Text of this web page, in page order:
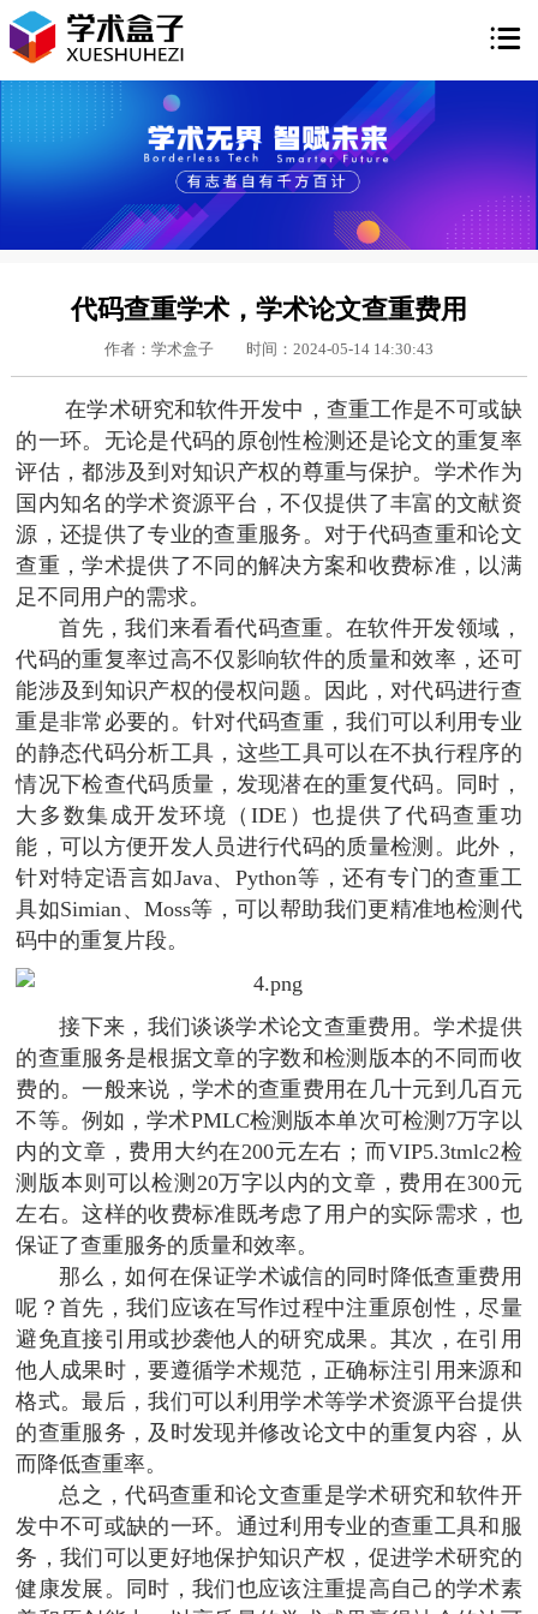

代码查重学术，学术论文查重费用
作者：学术盒子 时间：2024-05-14 14:30:43
在学术研究和软件开发中，查重工作是不可或缺
的一环。无论是代码的原创性检测还是论文的重复率
评估，都涉及到对知识产权的尊重与保护。学术作为
国内知名的学术资源平台，不仅提供了丰富的文献资
源，还提供了专业的查重服务。对于代码查重和论文
查重，学术提供了不同的解决方案和收费标准，以满
足不同用户的需求。
首先，我们来看看代码查重。在软件开发领域，
代码的重复率过高不仅影响软件的质量和效率，还可
能涉及到知识产权的侵权问题。因此，对代码进行查
重是非常必要的。针对代码查重，我们可以利用专业
的静态代码分析工具，这些工具可以在不执行程序的
情况下检查代码质量，发现潜在的重复代码。同时，
大多数集成开发环境（IDE）也提供了代码查重功
能，可以方便开发人员进行代码的质量检测。此外，
针对特定语言如Java、Python等，还有专门的查重工
具如Simian、Moss等，可以帮助我们更精准地检测代
码中的重复片段。
接下来，我们谈谈学术论文查重费用。学术提供
的查重服务是根据文章的字数和检测版本的不同而收
费的。一般来说，学术的查重费用在几十元到几百元
不等。例如，学术PMLC检测版本单次可检测7万字以
内的文章，费用大约在200元左右；而VIP5.3tmlc2检
测版本则可以检测20万字以内的文章，费用在300元
左右。这样的收费标准既考虑了用户的实际需求，也
保证了查重服务的质量和效率。
那么，如何在保证学术诚信的同时降低查重费用
呢？首先，我们应该在写作过程中注重原创性，尽量
避免直接引用或抄袭他人的研究成果。其次，在引用
他人成果时，要遵循学术规范，正确标注引用来源和
格式。最后，我们可以利用学术等学术资源平台提供
的查重服务，及时发现并修改论文中的重复内容，从
而降低查重率。
总之，代码查重和论文查重是学术研究和软件开
发中不可或缺的一环。通过利用专业的查重工具和服
务，我们可以更好地保护知识产权，促进学术研究的
健康发展。同时，我们也应该注重提高自己的学术素